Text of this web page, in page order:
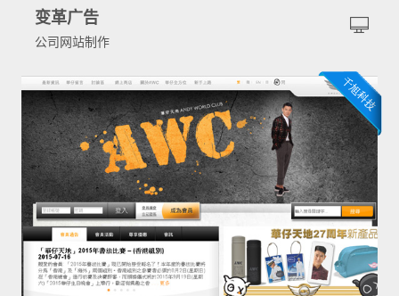
变革广告
公司网站制作